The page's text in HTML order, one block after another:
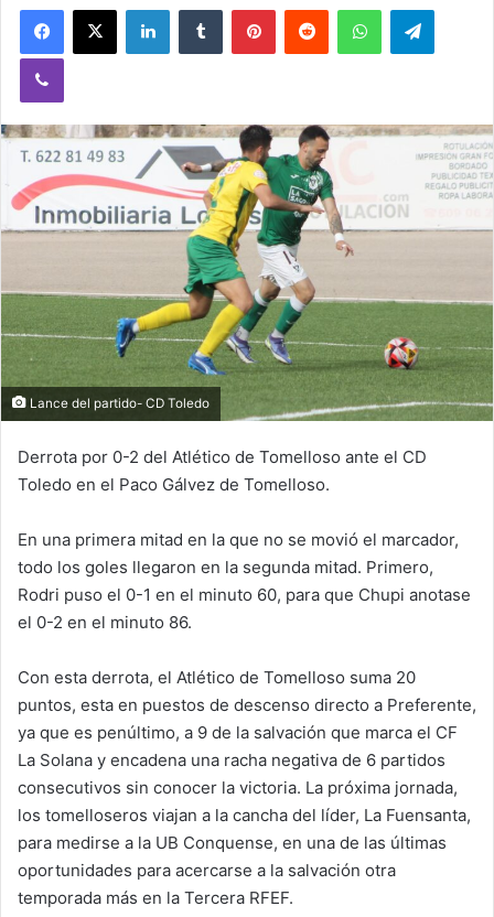
Lance del partido- CD Toledo
Derrota por 0-2 del Atlético de Tomelloso ante el CD
Toledo en el Paco Gálvez de Tomelloso.
En una primera mitad en la que no se movió el marcador,
todo los goles llegaron en la segunda mitad. Primero,
Rodri puso el 0-1 en el minuto 60, para que Chupi anotase
el 0-2 en el minuto 86.
Con esta derrota, el Atlético de Tomelloso suma 20
puntos, esta en puestos de descenso directo a Preferente,
ya que es penúltimo, a 9 de la salvación que marca el CF
La Solana y encadena una racha negativa de 6 partidos
consecutivos sin conocer la victoria. La próxima jornada,
los tomelloseros viajan a la cancha del líder, La Fuensanta,
para medirse a la UB Conquense, en una de las últimas
oportunidades para acercarse a la salvación otra
temporada más en la Tercera RFEF.